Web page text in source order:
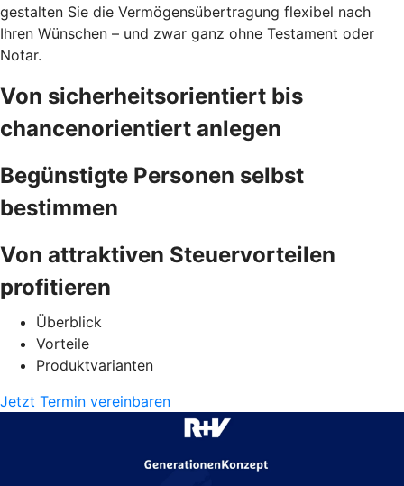
gestalten Sie die Vermögensübertragung flexibel nach
Ihren Wünschen – und zwar ganz ohne Testament oder
Notar.
Von sicherheitsorientiert bis
chancenorientiert anlegen
Begünstigte Personen selbst
bestimmen
Von attraktiven Steuervorteilen
profitieren
Überblick
Vorteile
Produktvarianten
Jetzt Termin vereinbaren